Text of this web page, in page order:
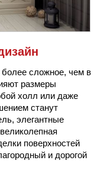
сложное, чем в
размеры
холл или даже
станут
элегантные
поверхностей
и дорогой